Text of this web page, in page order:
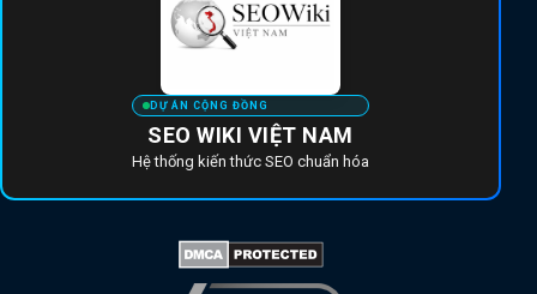
DỰ ÁN CỘNG ĐỒNG
SEO WIKI VIỆT NAM
Hệ thống kiến thức SEO chuẩn hóa